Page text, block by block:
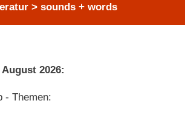
> sounds + words
2026:
- Themen: